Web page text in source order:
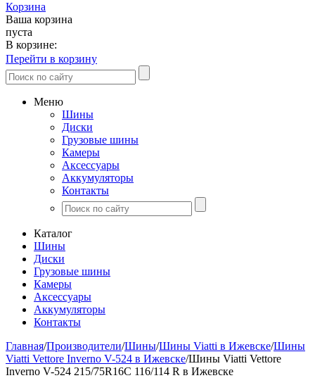
Корзина
Ваша корзина
пуста
В корзине:
Перейти в корзину
Меню
Шины
Диски
Грузовые шины
Камеры
Аксессуары
Аккумуляторы
Контакты
Каталог
Шины
Диски
Грузовые шины
Камеры
Аксессуары
Аккумуляторы
Контакты
Главная/Производители/Шины/Шины Viatti в Ижевске/Шины
Viatti Vettore Inverno V-524 в Ижевске/Шины Viatti Vettore
Inverno V-524 215/75R16C 116/114 R в Ижевске